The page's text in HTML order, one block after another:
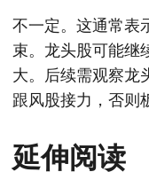
不一定。这通常表
束。龙头股可能继
大。后续需观察龙
跟风股接力，否则
延伸阅读